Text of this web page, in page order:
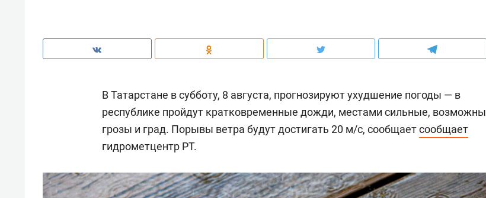
В Татарстане в субботу, 8 августа, прогнозируют ухудшение погоды — в
республике пройдут кратковременные дожди, местами сильные, возможны
грозы и град. Порывы ветра будут достигать 20 м/с, сообщаетсообщает
гидрометцентр РТ.